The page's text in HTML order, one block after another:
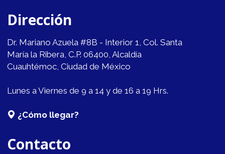
Dirección
Dr. Mariano Azuela #8B - Interior 1, Col. Santa
María la Ribera, C.P. 06400, Alcaldía
Cuauhtémoc, Ciudad de México
Lunes a Viernes de 9 a 14 y de 16 a 19 Hrs.
¿Cómo llegar?
Contacto